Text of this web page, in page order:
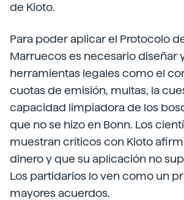
de Kioto.
Para poder aplicar el Protocolo
Marruecos es necesario diseñar
herramientas legales como el
cuotas de emisión, multas, la
capacidad limpiadora de los
que no se hizo en Bonn. Los
muestran críticos con Kioto
dinero y que su aplicación no
Los partidarios lo ven como un
mayores acuerdos.